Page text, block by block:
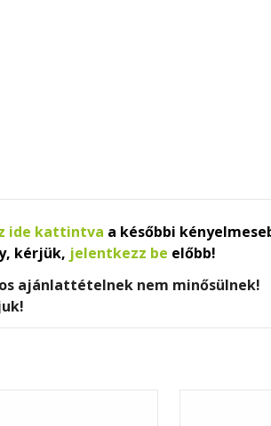
ide kattintva a későbbi
kérjük, jelentkezz be előbb!
ajánlattételnek nem minősülnek!